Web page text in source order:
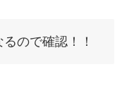
ので確認！！